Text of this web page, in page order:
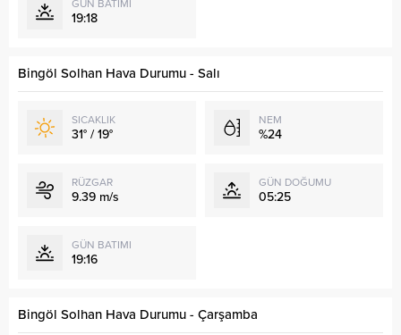
GÜN BATIMI
19:18
Bingöl Solhan Hava Durumu - Salı
SICAKLIK
31° / 19°
NEM
%24
RÜZGAR
9.39 m/s
GÜN DOĞUMU
05:25
GÜN BATIMI
19:16
Bingöl Solhan Hava Durumu - Çarşamba